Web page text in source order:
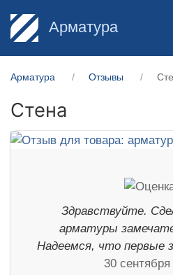
Арматура
Арматура Отзывы
Стена
Здравствуйте.
арматуры
Надеемся, что первые
30 сентября